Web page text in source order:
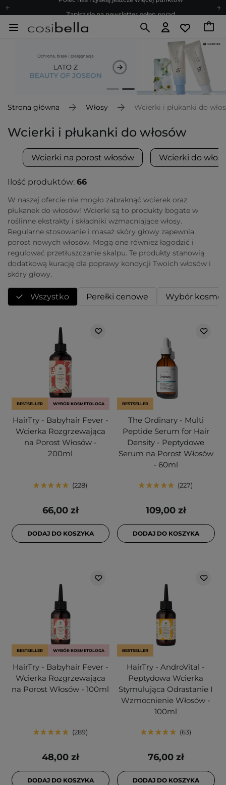
Bezpłatne konsultacje kosmetologiczne
Poleć nas i zyskaj jeszcze więcej punktów
Zapisz się na newsletter pełen porad
Strona główna Włosy Wcierki i płukanki do
Wcierki i płukanki do włosów
Wcierki na porost włosów Wcierki do
Ilość produktów: 66
W naszej ofercie nie mogło zabraknąć wcierek oraz
płukanek do włosów! Wcierki są to produkty bogate w
roślinne ekstrakty i składniki wzmacniające włosy.
Regularne stosowanie i masaż skóry głowy zapewnia
porost nowych włosów. Mogą one również łagodzić i
regulować przetłuszczanie skalpu. Te produkty stanowią
dodatkową kurację dla poprawy kondycji Twoich włosów i
skóry głowy.
Wszystko Perełki cenowe Wybór
BESTSELLER WYBÓR KOSMETOLOGA
HairTry - Babyhair Fever -
Wcierka Rozgrzewająca
na Porost Włosów -
200ml
228
66,00 zł
DODAJ DO KOSZYKA
BESTSELLER
The Ordinary - Multi
Peptide Serum for Hair
Density - Peptydowe
Serum na Porost Włosów
- 60ml
227
109,00 zł
DODAJ DO KOSZYKA
BESTSELLER WYBÓR KOSMETOLOGA
HairTry - Babyhair Fever -
Wcierka Rozgrzewająca
na Porost Włosów - 100ml
289
48,00 zł
DODAJ DO KOSZYKA
BESTSELLER
HairTry - AndroVital -
Peptydowa Wcierka
Stymulująca Odrastanie I
Wzmocnienie Włosów -
100ml
63
76,00 zł
DODAJ DO KOSZYKA